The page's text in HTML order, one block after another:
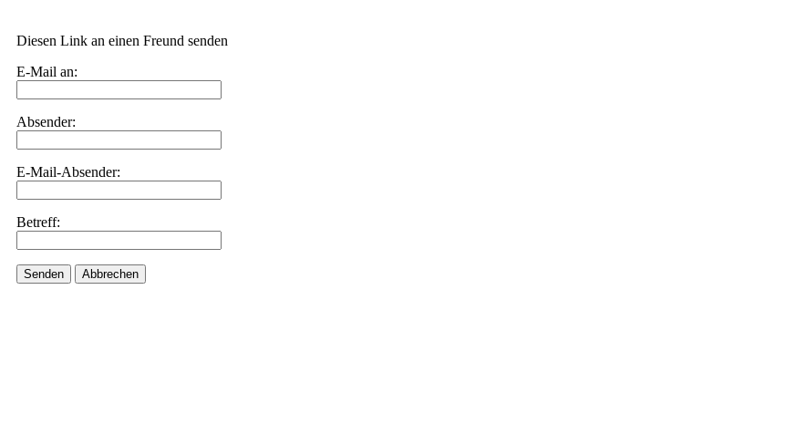
Diesen Link an einen Freund senden
E-Mail an:
Absender:
E-Mail-Absender:
Betreff:
Senden Abbrechen